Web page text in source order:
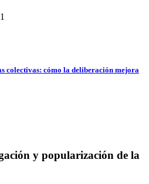
colectivas: cómo la deliberación mejora
y popularización de la